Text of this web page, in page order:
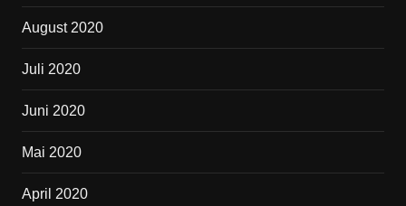
August 2020
Juli 2020
Juni 2020
Mai 2020
April 2020